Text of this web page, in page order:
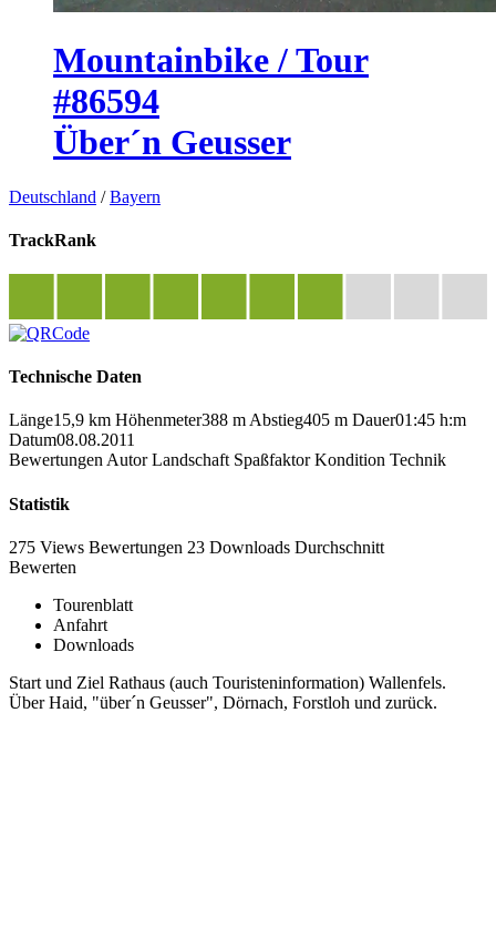
Mountainbike / Tour
#86594
Über´n Geusser
Deutschland /Bayern
TrackRank
Technische Daten
Länge15,9 km Höhenmeter388 m Abstieg405 m Dauer01:45 h:m
Datum08.08.2011
Bewertungen Autor Landschaft Spaßfaktor Kondition Technik
Statistik
275 Views Bewertungen 23 Downloads Durchschnitt
Bewerten
Tourenblatt
Anfahrt
Downloads
Start und Ziel Rathaus (auch Touristeninformation) Wallenfels.
Über Haid, "über´n Geusser", Dörnach, Forstloh und zurück.